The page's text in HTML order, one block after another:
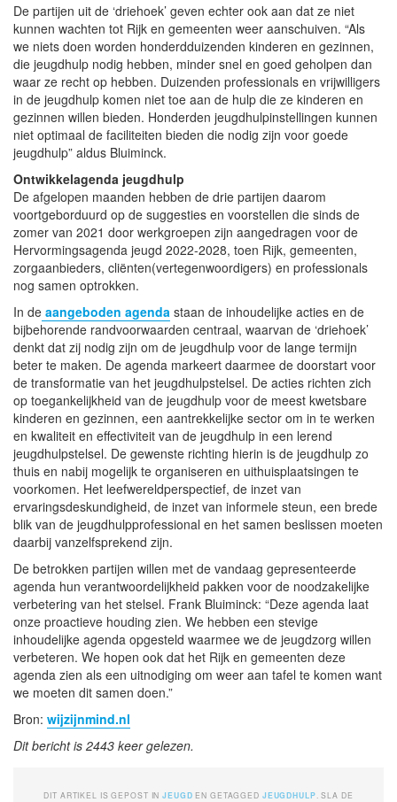
De partijen uit de ‘driehoek’ geven echter ook aan dat ze niet
kunnen wachten tot Rijk en gemeenten weer aanschuiven. “Als
we niets doen worden honderdduizenden kinderen en gezinnen,
die jeugdhulp nodig hebben, minder snel en goed geholpen dan
waar ze recht op hebben. Duizenden professionals en vrijwilligers
in de jeugdhulp komen niet toe aan de hulp die ze kinderen en
gezinnen willen bieden. Honderden jeugdhulpinstellingen kunnen
niet optimaal de faciliteiten bieden die nodig zijn voor goede
jeugdhulp” aldus Bluiminck.
Ontwikkelagenda jeugdhulp
De afgelopen maanden hebben de drie partijen daarom
voortgeborduurd op de suggesties en voorstellen die sinds de
zomer van 2021 door werkgroepen zijn aangedragen voor de
Hervormingsagenda jeugd 2022-2028, toen Rijk, gemeenten,
zorgaanbieders, cliënten(vertegenwoordigers) en professionals
nog samen optrokken.
In de aangeboden agenda staan de inhoudelijke acties en de
bijbehorende randvoorwaarden centraal, waarvan de ‘driehoek’
denkt dat zij nodig zijn om de jeugdhulp voor de lange termijn
beter te maken. De agenda markeert daarmee de doorstart voor
de transformatie van het jeugdhulpstelsel. De acties richten zich
op toegankelijkheid van de jeugdhulp voor de meest kwetsbare
kinderen en gezinnen, een aantrekkelijke sector om in te werken
en kwaliteit en effectiviteit van de jeugdhulp in een lerend
jeugdhulpstelsel. De gewenste richting hierin is de jeugdhulp zo
thuis en nabij mogelijk te organiseren en uithuisplaatsingen te
voorkomen. Het leefwereldperspectief, de inzet van
ervaringsdeskundigheid, de inzet van informele steun, een brede
blik van de jeugdhulpprofessional en het samen beslissen moeten
daarbij vanzelfsprekend zijn.
De betrokken partijen willen met de vandaag gepresenteerde
agenda hun verantwoordelijkheid pakken voor de noodzakelijke
verbetering van het stelsel. Frank Bluiminck: “Deze agenda laat
onze proactieve houding zien. We hebben een stevige
inhoudelijke agenda opgesteld waarmee we de jeugdzorg willen
verbeteren. We hopen ook dat het Rijk en gemeenten deze
agenda zien als een uitnodiging om weer aan tafel te komen want
we moeten dit samen doen.”
Bron: wijzijnmind.nl
Dit bericht is 2443 keer gelezen.
DIT ARTIKEL IS GEPOST INJEUGD EN GETAGGED JEUGDHULP . SLA DE